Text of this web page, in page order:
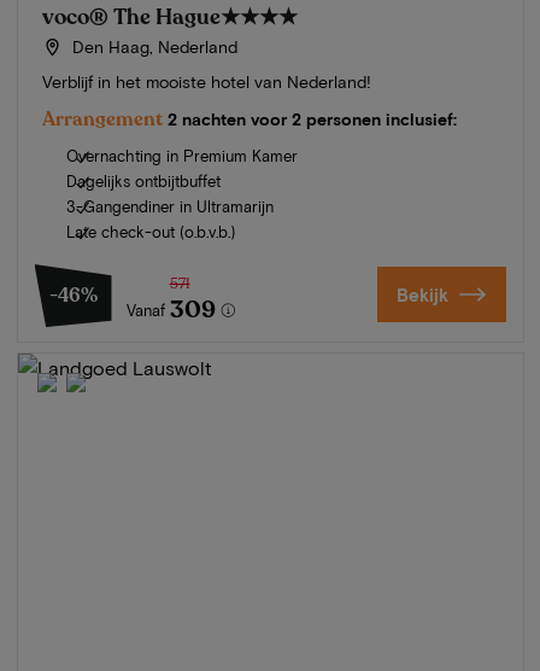
voco® The Hague★★★★
Den Haag, Nederland
Verblijf in het mooiste hotel van Nederland!
Arrangement 2 nachten voor 2 personen inclusief:
Overnachting in Premium Kamer
Dagelijks ontbijtbuffet
3-Gangendiner in Ultramarijn
Late check-out (o.b.v.b.)
-46%
Vanaf
571
309 Bekijk